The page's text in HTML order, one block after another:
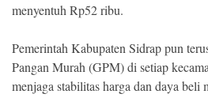
menyentuh Rp52 ribu.
Pemerintah Kabupaten Sidrap pun
Pangan Murah (GPM) di setiap
menjaga stabilitas harga dan daya beli